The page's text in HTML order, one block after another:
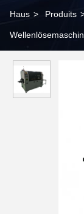
Haus > Produits